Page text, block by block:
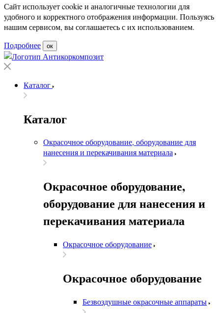
Сайт использует cookie и аналогичные технологии для
удобного и корректного отображения информации. Пользуясь
нашим сервисом, вы соглашаетесь с их использованием.
Подробнее
ок
Каталог
Каталог
Окрасочное оборудование, оборудование для
нанесения и перекачивания материала
Окрасочное оборудование,
оборудование для нанесения и
перекачивания материала
Окрасочное оборудование
Окрасочное оборудование
Безвоздушные окрасочные аппараты